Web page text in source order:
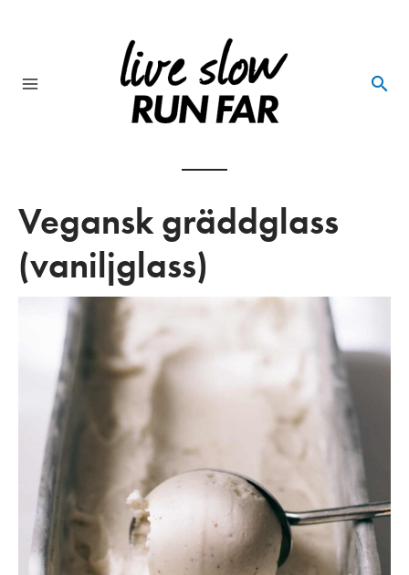
Vegansk gräddglass
(vaniljglass)